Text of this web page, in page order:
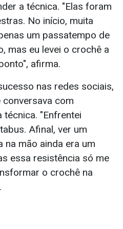
a técnica. "Elas foram
No início, muita
um passatempo de
mas eu levei o crochê a
afirma.
nas redes sociais,
com
técnica. "Enfrentei
Afinal, ver um
na mão ainda era um
essa resistência só me
o crochê na